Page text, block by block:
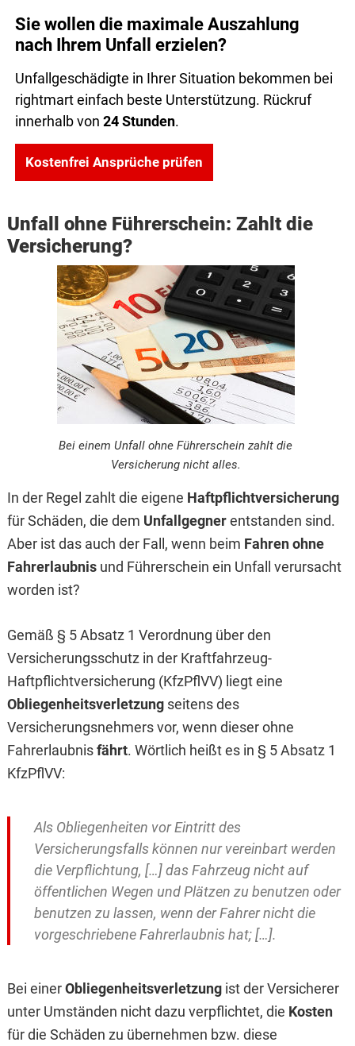
Sie wollen die maximale Auszahlung
nach Ihrem Unfall erzielen?
Unfallgeschädigte in Ihrer Situation bekommen bei
rightmart einfach beste Unterstützung. Rückruf
innerhalb von 24 Stunden.
Kostenfrei Ansprüche prüfen
Unfall ohne Führerschein: Zahlt die
Versicherung?
Bei einem Unfall ohne Führerschein zahlt die
Versicherung nicht alles.
In der Regel zahlt die eigene Haftpflichtversicherung
für Schäden, die dem Unfallgegnerentstanden sind.
Aber ist das auch der Fall, wenn beim Fahren ohne
Fahrerlaubnisund Führerschein ein Unfall verursacht
worden ist?
Gemäß § 5 Absatz 1 Verordnung über den
Versicherungsschutz in der Kraftfahrzeug-
Haftpflichtversicherung (KfzPflVV) liegt eine
Obliegenheitsverletzungseitens des
Versicherungsnehmers vor, wenn dieser ohne
Fahrerlaubnisfährt. Wörtlich heißt es in § 5 Absatz 1
KfzPflVV:
Als Obliegenheiten vor Eintritt des
Versicherungsfalls können nur vereinbart werden
die Verpflichtung, […] das Fahrzeug nicht auf
öffentlichen Wegen und Plätzen zu benutzen oder
benutzen zu lassen, wenn der Fahrer nicht die
vorgeschriebene Fahrerlaubnis hat; […].
Bei einerObliegenheitsverletzungist der Versicherer
unter Umständen nicht dazu verpflichtet, die Kosten
für die Schäden zu übernehmen bzw. diese